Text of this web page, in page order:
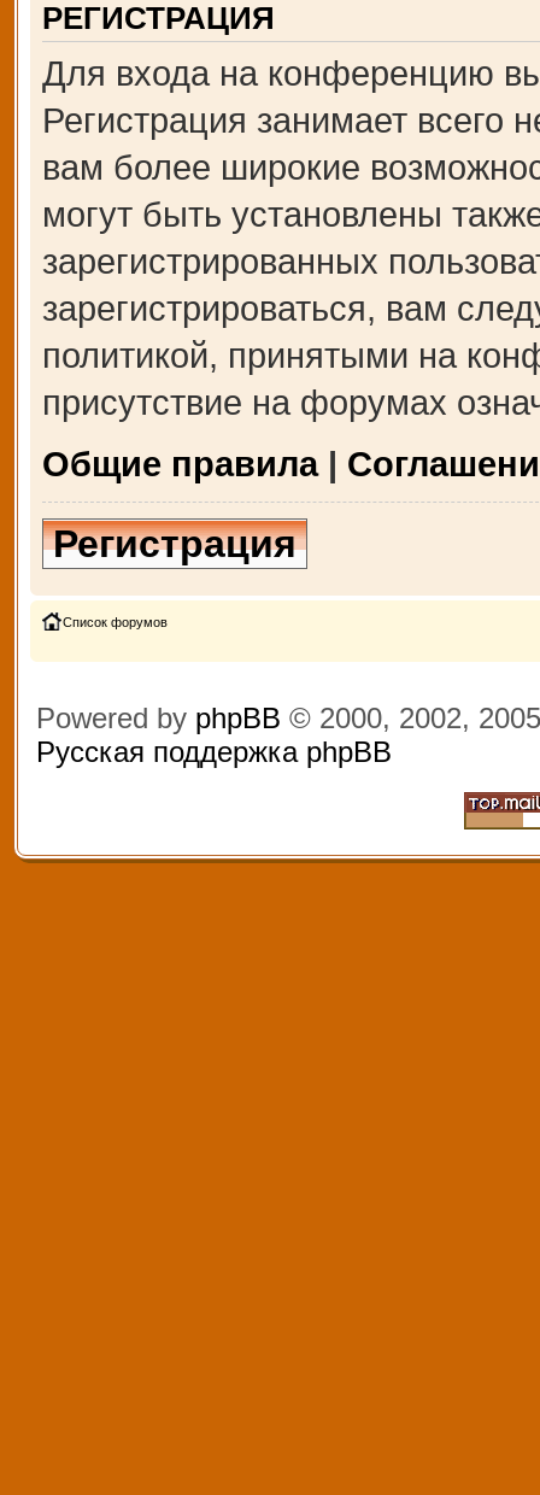
РЕГИСТРАЦИЯ
Для входа на конференцию
Регистрация занимает всего
вам более широкие
могут быть установлены
зарегистрированных
зарегистрироваться, вам
политикой, принятыми на
присутствие на форумах
Общие правила|
Регистрация
Список форумов
Powered by phpBB © 2000, 2002,
Русская поддержка phpBB